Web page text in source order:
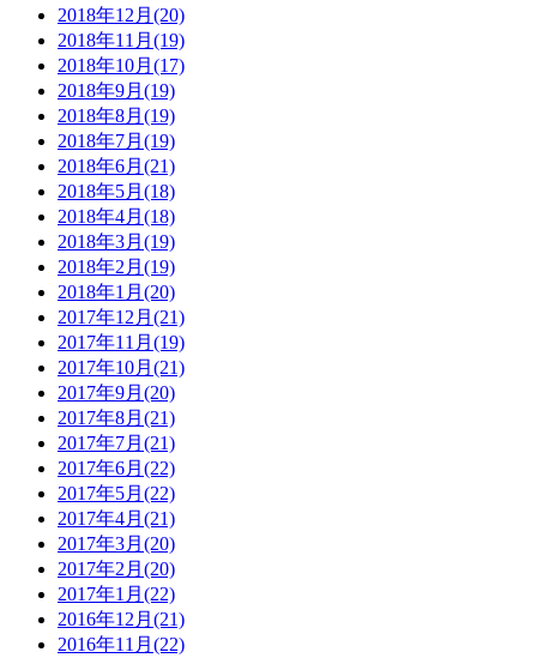
2018年12月(20)
2018年11月(19)
2018年10月(17)
2018年9月(19)
2018年8月(19)
2018年7月(19)
2018年6月(21)
2018年5月(18)
2018年4月(18)
2018年3月(19)
2018年2月(19)
2018年1月(20)
2017年12月(21)
2017年11月(19)
2017年10月(21)
2017年9月(20)
2017年8月(21)
2017年7月(21)
2017年6月(22)
2017年5月(22)
2017年4月(21)
2017年3月(20)
2017年2月(20)
2017年1月(22)
2016年12月(21)
2016年11月(22)